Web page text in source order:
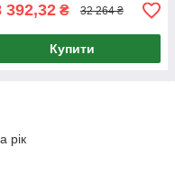
392,32 ₴ 32 264 ₴
Купити
рік